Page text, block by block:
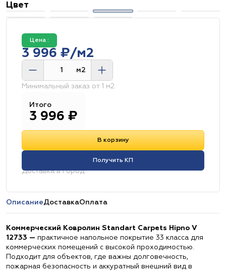
Цвет
Цена :
3 996 ₽/м2
м2
Минимальный заказ от 1 м2
Итого
3 996 ₽
В корзину
Получить КП
Доставка в город:
ОписаниеДоставкаОплата
Коммерческий Ковролин Standart Carpets Hipno V
12733 — практичное напольное покрытие 33 класса для
коммерческих помещений с высокой проходимостью.
Подходит для объектов, где важны долговечность,
пожарная безопасность и аккуратный внешний вид в